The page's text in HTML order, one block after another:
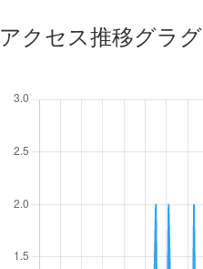
アクセス推移グラグ